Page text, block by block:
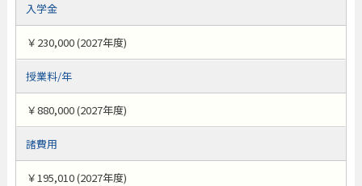
入学金
￥230,000 (2027年度)
授業料/年
￥880,000 (2027年度)
諸費用
￥195,010 (2027年度)